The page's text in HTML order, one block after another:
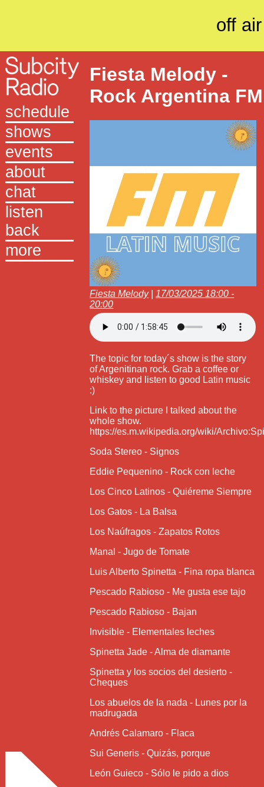
off air
schedule
shows
events
about
chat
listen
back
more
Fiesta Melody -
Rock Argentina FM
Fiesta Melody| 17/03/2025 18:00 -
20:00
The topic for today´s show is the story
of Argenitinan rock. Grab a coffee or
whiskey and listen to good Latin music
:)
Link to the picture I talked about the
whole show.
https://es.m.wikipedia.org/wiki/
Soda Stereo - Signos
Eddie Pequenino - Rock con leche
Los Cinco Latinos - Quiéreme Siempre
Los Gatos - La Balsa
Los Naúfragos - Zapatos Rotos
Manal - Jugo de Tomate
Luis Alberto Spinetta - Fina ropa blanca
Pescado Rabioso - Me gusta ese tajo
Pescado Rabioso - Bajan
Invisible - Elementales leches
Spinetta Jade - Alma de diamante
Spinetta y los socios del desierto -
Cheques
Los abuelos de la nada - Lunes por la
madrugada
Andrés Calamaro - Flaca
Sui Generis - Quizás, porque
León Guieco - Sólo le pido a dios